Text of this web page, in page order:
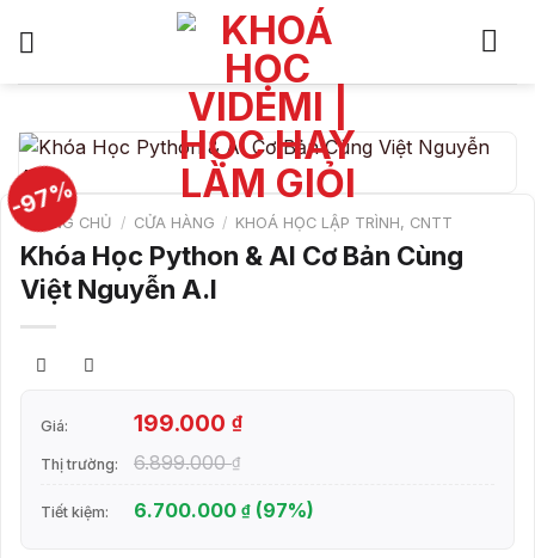
-97%
TRANG CHỦ / CỬA HÀNG / KHOÁ HỌC LẬP TRÌNH, CNTT
Khóa Học Python & AI Cơ Bản Cùng
Việt Nguyễn A.I
Giá: 199.000 ₫
Thị trường: 6.899.000₫
Tiết kiệm: 6.700.000 ₫ (97%)